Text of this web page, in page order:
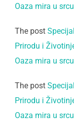
Oaza mira u
The post
Prirodu i
Oaza mira u
The post
Prirodu i
Oaza mira u